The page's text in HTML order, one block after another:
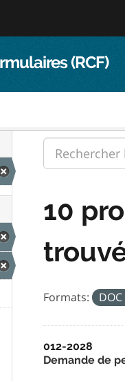
(RCF)
10
Formats: DOC
012-2028
Demande de